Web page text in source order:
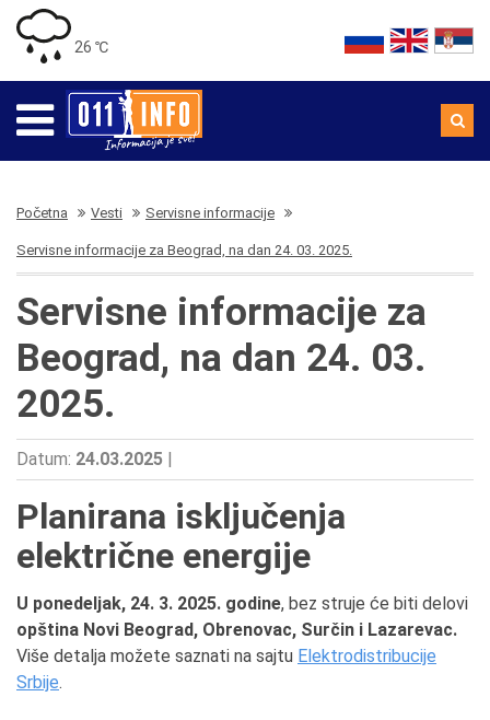
26 ℃
Početna Vesti Servisne informacije
Servisne informacije za Beograd, na dan 24. 03. 2025.
Servisne informacije za
Beograd, na dan 24. 03.
2025.
Datum: 24.03.2025 |
Planirana isključenja
električne energije
U ponedeljak, 24. 3. 2025. godine, bez struje će biti delovi
opština Novi Beograd, Obrenovac, Surčin i Lazarevac.
Više detalja možete saznati na sajtu Elektrodistribucije
Srbije.